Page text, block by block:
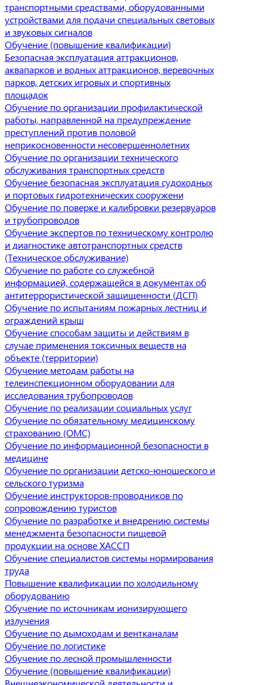
транспортными средствами, оборудованными
устройствами для подачи специальных световых
и звуковых сигналов
Обучение (повышение квалификации)
Безопасная эксплуатация аттракционов,
аквапарков и водных аттракционов, веревочных
парков, детских игровых и спортивных
площадок
Обучение по организации профилактической
работы, направленной на предупреждение
преступлений против половой
неприкосновенности несовершеннолетних
Обучение по организации технического
обслуживания транспортных средств
Обучение безопасная эксплуатация судоходных
и портовых гидротехнических сооружени
Обучение по поверке и калибровки резервуаров
и трубопроводов
Обучение экспертов по техническому контролю
и диагностике автотранспортных средств
(Техническое обслуживание)
Обучение по работе со служебной
информацией, содержащейся в документах об
антитеррористической защищенности (ДСП)
Обучение по испытаниям пожарных лестниц и
ограждений крыш
Обучение способам защиты и действиям в
случае применения токсичных веществ на
объекте (территории)
Обучение методам работы на
телеинспекционном оборудовании для
исследования трубопроводов
Обучение по реализации социальных услуг
Обучение по обязательному медицинскому
страхованию (ОМС)
Обучение по информационной безопасности в
медицине
Обучение по организации детско-юношеского и
сельского туризма
Обучение инструкторов-проводников по
сопровождению туристов
Обучение по разработке и внедрению системы
менеджмента безопасности пищевой
продукции на основе ХАССП
Обучение специалистов системы нормирования
труда
Повышение квалификации по холодильному
оборудованию
Обучение по источникам ионизирующего
излучения
Обучение по дымоходам и вентканалам
Обучение по логистике
Обучение по лесной промышленности
Обучение (повышение квалификации)